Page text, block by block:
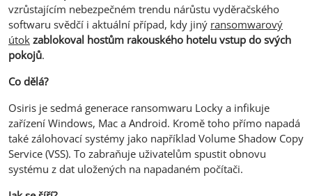
vzrůstajícím nebezpečném trendu nárůstu vyděračského
softwaru svědčí i aktuální případ, kdy jiný ransomwarový
útok zablokoval hostům rakouského hotelu vstup do svých
pokojů.
Co dělá?
Osiris je sedmá generace ransomwaru Locky a infikuje
zařízení Windows, Mac a Android. Kromě toho přímo napadá
také zálohovací systémy jako například Volume Shadow Copy
Service (VSS). To zabraňuje uživatelům spustit obnovu
systému z dat uložených na napadaném počítači.